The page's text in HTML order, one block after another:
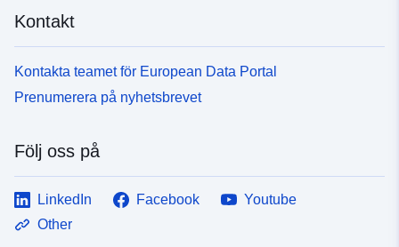
Kontakt
Kontakta teamet för European Data Portal
Prenumerera på nyhetsbrevet
Följ oss på
LinkedIn Facebook
Youtube
Other